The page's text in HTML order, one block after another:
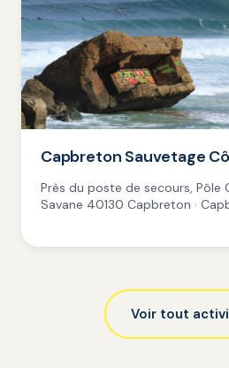
Capbreton Sauvetage
Près du poste de secours, Pôle
Savane 40130 Capbreton ·
Voir tout